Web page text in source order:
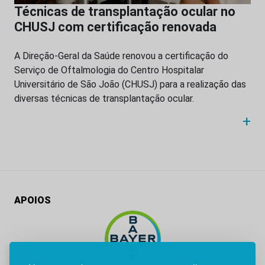
Técnicas de transplantação ocular no
CHUSJ com certificação renovada
A Direção-Geral da Saúde renovou a certificação do
Serviço de Oftalmologia do Centro Hospitalar
Universitário de São João (CHUSJ) para a realização das
diversas técnicas de transplantação ocular.
+
APOIOS